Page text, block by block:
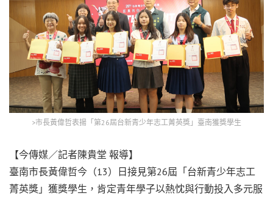
>市長黃偉哲表揚「第26屆台新青少年志工菁英獎」臺南獲獎學生
【今傳媒／記者陳貴堂 報導】
臺南市長黃偉哲今（13）日接見第26屆「台新青少年志工
菁英獎」獲獎學生，肯定青年學子以熱忱與行動投入多元服